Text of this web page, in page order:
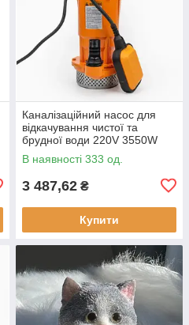
Каналізаційний насос для
відкачування чистої та
брудної води 220V 3550W
В наявності 333 од.
3 487,62 ₴
Купити